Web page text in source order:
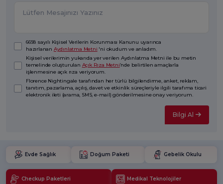
6698 sayılı Kişisel Verilerin Korunması Kanunu uyarınca
hazırlanan Aydınlatma Metni 'ni okudum ve anladım.
Kişisel verilerimin yukarıda yer verilen Aydınlatma Metni ile bu metin
temelinde oluşturulan Açık Rıza Metni’nde belirtilen amaçlarla
işlenmesine açık rıza veriyorum.
Florence Nightingale tarafından her türlü bilgilendirme, anket, reklam,
tanıtım, pazarlama, açılış, davet ve etkinlik süreçleriyle ilgili tarafıma ticari
elektronik ileti (arama, SMS, e-mail) gönderilmesine onay veriyorum.
Bilgi Al
Evde Sağlık Doğum Paketi Gebelik Okulu
Checkup Paketleri Medikal Teknolojiler